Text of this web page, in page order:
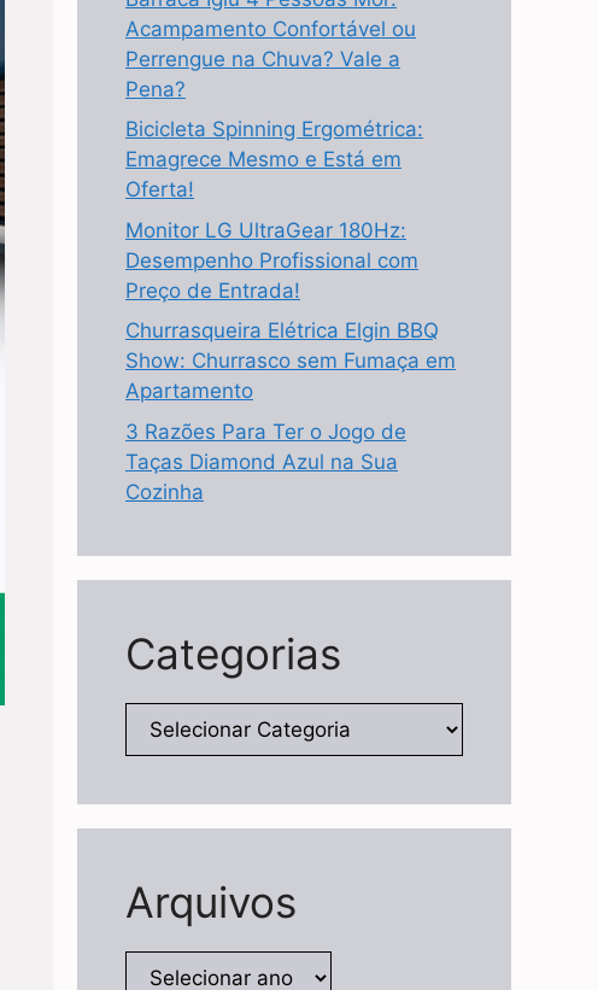
Acampamento Confortável ou
Perrengue na Chuva? Vale a
Pena?
Bicicleta Spinning Ergométrica:
Emagrece Mesmo e Está em
Oferta!
Monitor LG UltraGear 180Hz:
Desempenho Profissional com
Preço de Entrada!
Churrasqueira Elétrica Elgin BBQ
Show: Churrasco sem Fumaça em
Apartamento
3 Razões Para Ter o Jogo de
Taças Diamond Azul na Sua
Cozinha
Categorias
Categorias
Arquivos
Arquivos